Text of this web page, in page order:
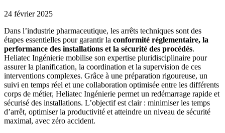
24 février 2025
Dans l’industrie pharmaceutique, les arrêts techniques sont des
étapes essentielles pour garantir la conformité réglementaire, la
performance des installations et la sécurité des procédés.
Heliatec Ingénierie mobilise son expertise pluridisciplinaire pour
assurer la planification, la coordination et la supervision de ces
interventions complexes. Grâce à une préparation rigoureuse, un
suivi en temps réel et une collaboration optimisée entre les différents
corps de métier, Heliatec Ingénierie permet un redémarrage rapide et
sécurisé des installations. L’objectif est clair : minimiser les temps
d’arrêt, optimiser la productivité et atteindre un niveau de sécurité
maximal, avec zéro accident.